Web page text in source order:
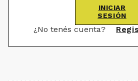
INICIAR
SESIÓN
¿No tenés cuenta?